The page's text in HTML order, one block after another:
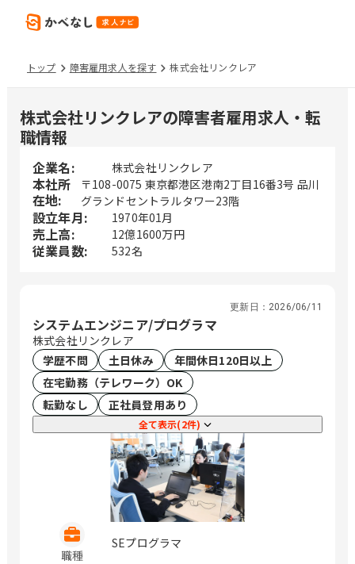
トップ 障害雇用求人を探す 株式会社リンクレア
株式会社リンクレアの障害者雇用求人・転
職情報
企業名: 株式会社リンクレア
本社所
在地:
〒108-0075 東京都港区港南2丁目16番3号 品川
グランドセントラルタワー23階
設立年月: 1970年01月
売上高: 12億1600万円
従業員数: 532名
更新日： 2026/06/11
システムエンジニア/プログラマ
株式会社リンクレア
学歴不問
土日休み
年間休日120日以上
在宅勤務（テレワーク）OK
転勤なし
正社員登用あり
全て表示(2件)
職種
SEプログラマ